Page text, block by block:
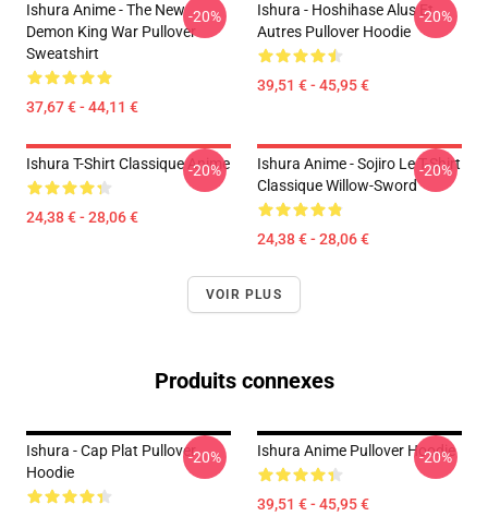
Ishura Anime - The New
Demon King War Pullover
Sweatshirt
37,67 € - 44,11 €
-20%
Ishura - Hoshihase Alus Et
Autres Pullover Hoodie
39,51 € - 45,95 €
-20%
Ishura T-Shirt Classique Anime
24,38 € - 28,06 €
-20%
Ishura Anime - Sojiro Le T-Shirt
Classique Willow-Sword
24,38 € - 28,06 €
-20%
VOIR PLUS
Produits connexes
Ishura - Cap Plat Pullover
Hoodie
-20% Ishura Anime Pullover Hoodie
39,51 € - 45,95 €
-20%